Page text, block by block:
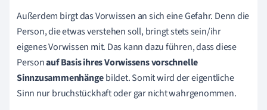
Außerdem birgt das Vorwissen an sich eine Gefahr. Denn die
Person, die etwas verstehen soll, bringt stets sein/ihr
eigenes Vorwissen mit. Das kann dazu führen, dass diese
Personauf Basis ihres Vorwissens vorschnelle
Sinnzusammenhängebildet. Somit wird der eigentliche
Sinn nur bruchstückhaft oder gar nicht wahrgenommen.